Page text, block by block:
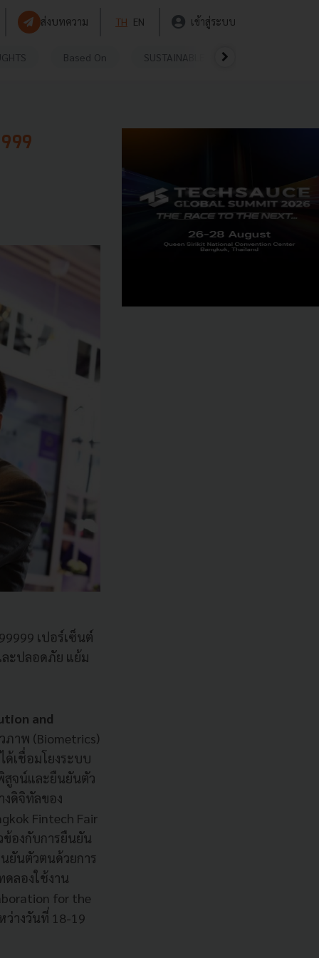
ส่งบทความ TH EN เข้าสู่ระบบ
Based On SUSTAINABLE
เปอร์เซ็นต์
ละปลอดภัย แย้ม
and
ภาพ (Biometrics)
ด้เชื่อมโยงระบบ
สูจน์และยืนยันตัว
งดิจิทัลของ
Fintech Fair
ข้องกับการยืนยัน
ยันตัวตนด้วยการ
ดลองใช้งาน
for the
ว่างวันที่ 18-19